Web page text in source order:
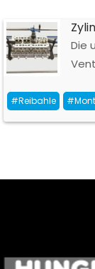
Die
#Reibahle